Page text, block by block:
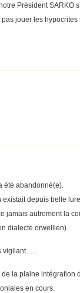
Président SARKO
pas jouer les
été abandonné(e).
depuis belle
jamais autrement la
dialecte orwellien).
vigilant…..
la plaine intégration
en cours.